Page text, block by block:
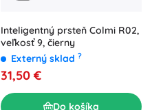
Inteligentný prsteň Colmi R02,
veľkosť 9, čierny
Externý sklad ?
31,50 €
Do košíka